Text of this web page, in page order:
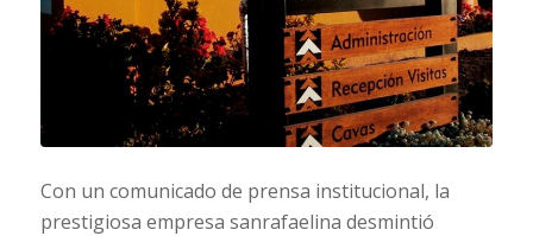
Con un comunicado de prensa institucional, la
prestigiosa empresa sanrafaelina desmintió